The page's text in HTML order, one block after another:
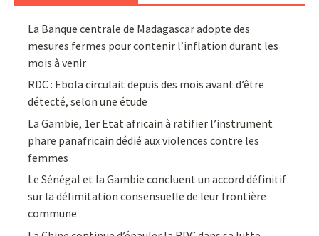
La Banque centrale de Madagascar adopte des
mesures fermes pour contenir l’inflation durant les
mois à venir
RDC : Ebola circulait depuis des mois avant d’être
détecté, selon une étude
La Gambie, 1er Etat africain à ratifier l’instrument
phare panafricain dédié aux violences contre les
femmes
Le Sénégal et la Gambie concluent un accord définitif
sur la délimitation consensuelle de leur frontière
commune